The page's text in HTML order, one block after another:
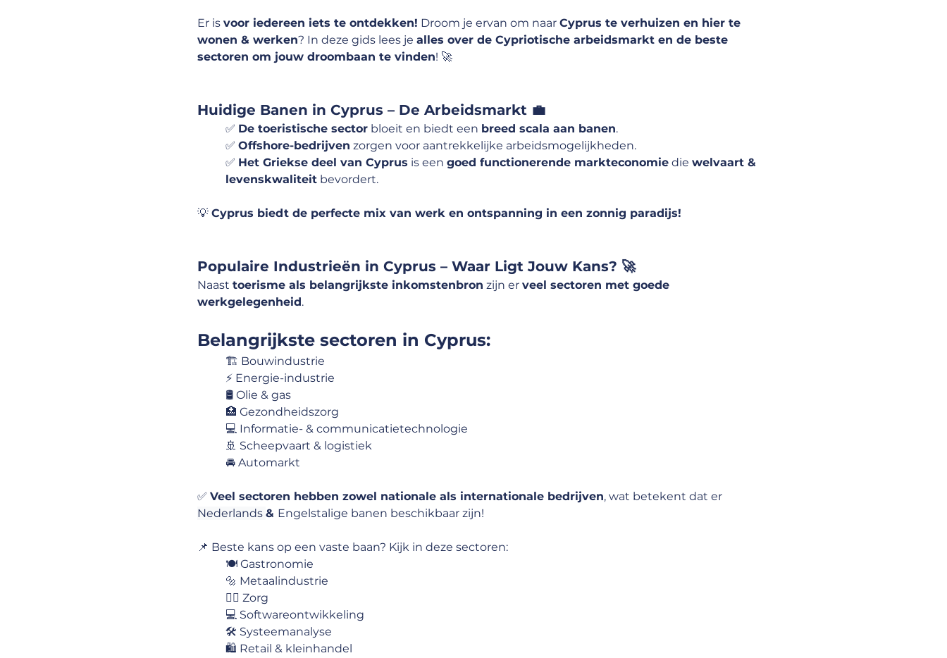
Er is voor iedereen iets te ontdekken! Droom je ervan om naar Cyprus te verhuizen en hier te
wonen & werken? In deze gids lees je alles over de Cypriotische arbeidsmarkt en de beste
sectoren om jouw droombaan te vinden! 🚀
Huidige Banen in Cyprus – De Arbeidsmarkt 💼
✅ De toeristische sector bloeit en biedt een breed scala aan banen.
✅ Offshore-bedrijven zorgen voor aantrekkelijke arbeidsmogelijkheden.
✅ Het Griekse deel van Cyprus is een goed functionerende markteconomie die welvaart &
levenskwaliteit bevordert.
💡 Cyprus biedt de perfecte mix van werk en ontspanning in een zonnig paradijs!
Populaire Industrieën in Cyprus – Waar Ligt Jouw Kans? 🚀
Naast toerisme als belangrijkste inkomstenbron zijn er veel sectoren met goede
werkgelegenheid.
Belangrijkste sectoren in Cyprus:
🏗 Bouwindustrie
⚡ Energie-industrie
🛢 Olie & gas
🏥 Gezondheidszorg
💻 Informatie- & communicatietechnologie
🚢 Scheepvaart & logistiek
🚘 Automarkt
✅ Veel sectoren hebben zowel nationale als internationale bedrijven, wat betekent dat er
Nederlands & Engelstalige banen beschikbaar zijn!
📌 Beste kans op een vaste baan? Kijk in deze sectoren:
🍽 Gastronomie
🔩 Metaalindustrie
👩‍⚕ Zorg
💻 Softwareontwikkeling
🛠 Systeemanalyse
🛍 Retail & kleinhandel